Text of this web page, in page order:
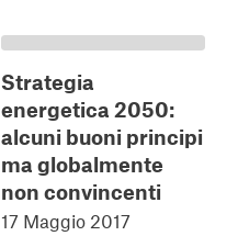
Strategia
energetica 2050:
alcuni buoni principi
ma globalmente
non convincenti
17 Maggio 2017